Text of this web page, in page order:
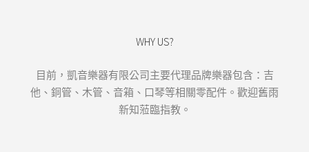
WHY US?
目前，凱音樂器有限公司主要代理品牌樂器包含：吉
他、銅管、木管、音箱、口琴等相關零配件。歡迎舊雨
新知蒞臨指教。